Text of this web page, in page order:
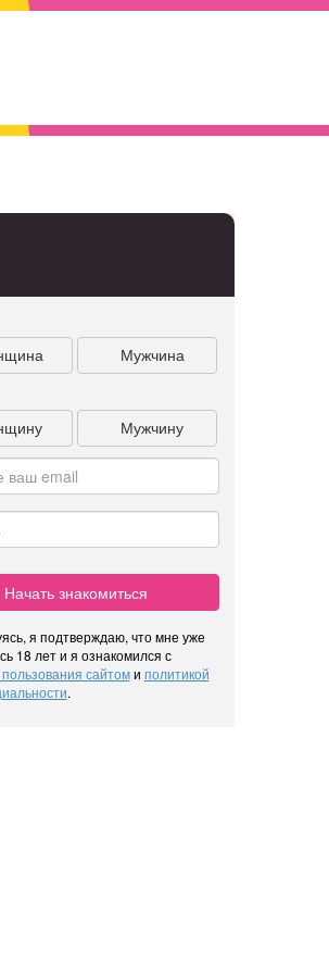
Мужчина
Мужчину
Начать знакомиться
я подтверждаю, что мне уже
18 лет и я ознакомился с
сайтоми политикой
.